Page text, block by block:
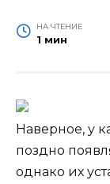
НА ЧТЕНИЕ
1 мин
Наверное, у
поздно
однако их